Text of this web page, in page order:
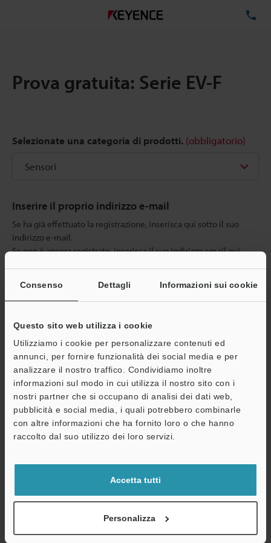
Consenso Dettagli Informazioni sui cookie
Questo sito web utilizza i cookie
Utilizziamo i cookie per personalizzare contenuti ed
annunci, per fornire funzionalità dei social media e per
analizzare il nostro traffico. Condividiamo inoltre
informazioni sul modo in cui utilizza il nostro sito con i
nostri partner che si occupano di analisi dei dati web,
pubblicità e social media, i quali potrebbero combinarle
con altre informazioni che ha fornito loro o che hanno
raccolto dal suo utilizzo dei loro servizi.
Accetta tutti
Personalizza
Prova gratuita: Serie EV-F
Selezionate una categoria di prodotti. (obbligatorio)
Inserire il proprio indirizzo e-mail
Se ha già effettuato la registrazione, inserisca qui sotto il suo
indirizzo e-mail.
Se non è ancora registrato, inserisca il suo indirizzo email qui
(obbligatorio)
Continua
Privacy garantita al 100% - le informazioni personali non saranno
mai condivise.
Download istantaneo della documentazione